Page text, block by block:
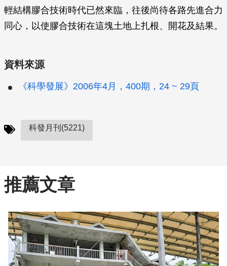
輕結構膠合技術時代已然來臨，往後尚待各路先進合力
同心，以使膠合技術在這塊土地上扎根、開花及結果。
資料來源
《科學發展》2006年4月，400期，24 ~ 29頁
科發月刊(5221)
推薦文章